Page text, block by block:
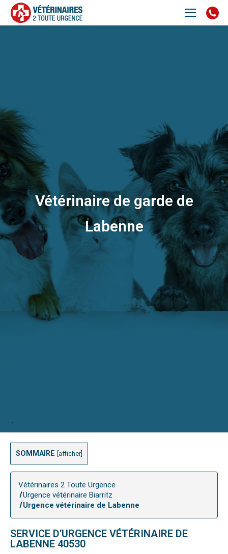
SOMMAIRE afficher
Vétérinaire de garde de
Labenne
Vétérinaires 2 Toute Urgence
Urgence vétérinaire Biarritz
Urgence vétérinaire de Labenne
SERVICE D’URGENCE VÉTÉRINAIRE DE
LABENNE 40530